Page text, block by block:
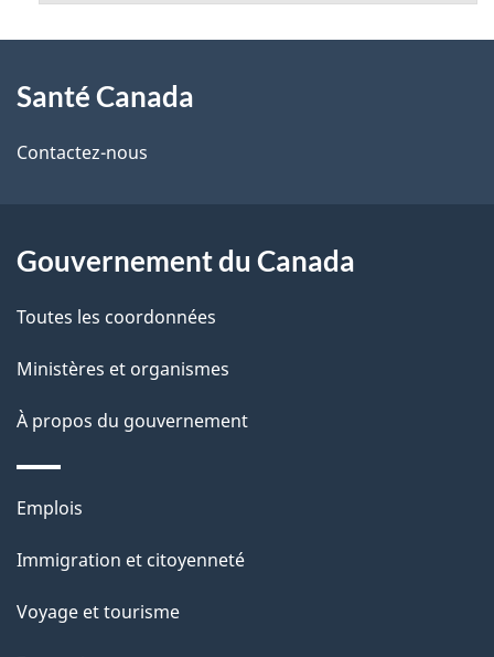
propos
de
site
Santé Canada
Contactez-nous
Gouvernement du Canada
Toutes les coordonnées
Ministères et organismes
À propos du gouvernement
Thèmes
sujets
Emplois
Immigration et citoyenneté
Voyage et tourisme